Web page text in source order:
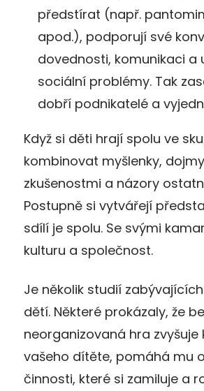
předstírat (např.
apod.), podporují své
dovednosti, komunikaci a
sociální problémy. Tak
dobří podnikatelé a
Když si děti hrají spolu ve
kombinovat myšlenky,
zkušenostmi a názory
Postupně si vytvářejí
sdílí je spolu. Se svými
kulturu a společnost.
Je několik studií
dětí. Některé prokázaly, že
neorganizovaná hra zvyšuje
vašeho dítěte, pomáhá mu
činnosti, které si zamiluje a